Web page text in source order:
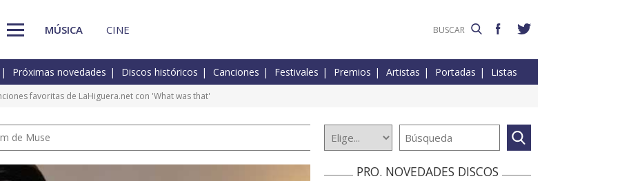
MÚSICA CINE
Próximas novedades Discos históricos Canciones Festivales Premios Artistas Portadas Listas
favoritas de LaHiguera.net con 'What was that'
de Muse
PRO. NOVEDADES DISCOS